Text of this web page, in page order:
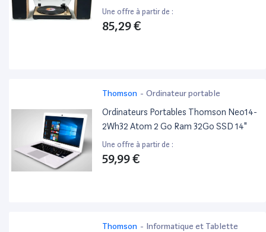
Une offre à partir de :
85,29 €
Thomson - Ordinateur portable
Ordinateurs Portables Thomson Neo14-
2Wh32 Atom 2 Go Ram 32Go SSD 14"
Une offre à partir de :
59,99 €
Thomson - Informatique et Tablette